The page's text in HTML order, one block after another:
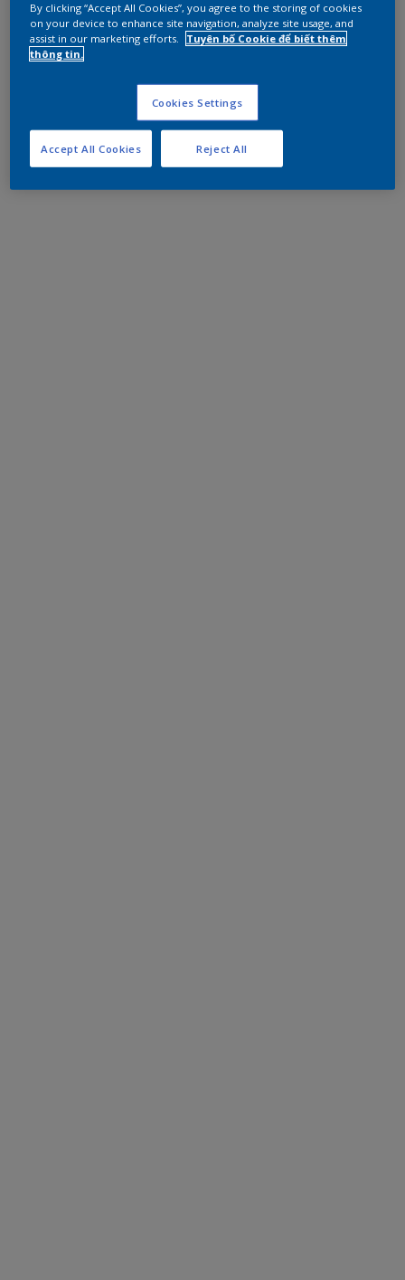
By clicking “Accept All Cookies”, you agree to the storing of cookies
on your device to enhance site navigation, analyze site usage, and
assist in our marketing efforts.
Tuyên bố Cookie để biết thêm
thông tin.
Cookies Settings
Reject All
Accept All Cookies